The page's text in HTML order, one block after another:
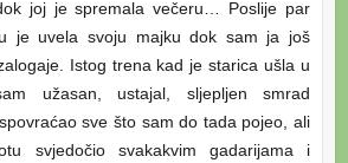
joj je spremala večeru… Poslije par
je uvela svoju majku dok sam ja još
Istog trena kad je starica ušla u
užasan, ustajal, sljepljen smrad
sve što sam do tada pojeo, ali
svjedočio svakakvim gadarijama i